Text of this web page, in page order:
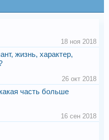
18 ноя 2018
жизнь, характер,
26 окт 2018
часть больше
16 сен 2018